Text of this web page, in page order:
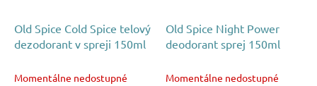
Old Spice Cold Spice telový
dezodorant v spreji 150ml
Momentálne nedostupné
Old Spice Night Power
deodorant sprej 150ml
Momentálne nedostupné